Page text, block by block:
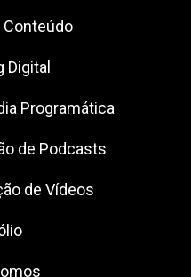
Conteúdo
Digital
Programática
de Podcasts
de Vídeos